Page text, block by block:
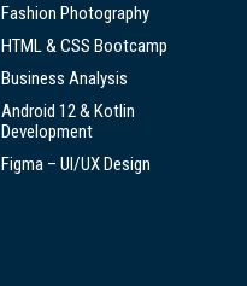
Fashion Photography
HTML & CSS Bootcamp
Business Analysis
Android 12 & Kotlin
Development
Figma – UI/UX Design